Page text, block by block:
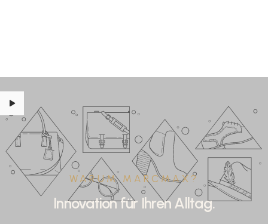
WARUM MARCMAX?
Innovation für Ihren Alltag.